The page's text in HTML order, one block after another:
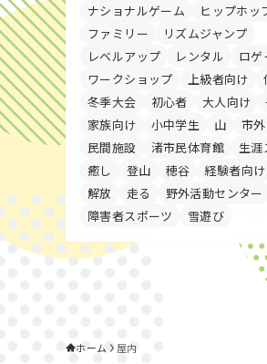
ナショナルゲーム
ヒップホッ
ファミリー
リズムジャンプ
レベルアップ
レンタル
ロゲ
ワークショップ
上級者向け
冬季大会
初心者 大人向け
家族向け
小中学生 山 市外
民間施設
渚市民体育館
生涯
癒し
登山 穂谷 経験者向け
解放
走る
野外活動センター
障害者スポーツ
雪遊び
ホーム 屋内